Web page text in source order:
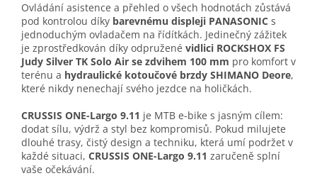
Ovládání asistence a přehled o všech hodnotách zůstává
pod kontrolou díky barevnému displeji PANASONIC s
jednoduchým ovladačem na řídítkách. Jedinečný zážitek
je zprostředkován díky odpružené vidlici ROCKSHOX FS
Judy Silver TK Solo Air se zdvihem 100 mm pro komfort v
terénu a hydraulické kotoučové brzdy SHIMANO Deore,
které nikdy nenechají svého jezdce na holičkách.
CRUSSIS ONE-Largo 9.11 je MTB e-bike s jasným cílem:
dodat sílu, výdrž a styl bez kompromisů. Pokud milujete
dlouhé trasy, čistý design a techniku, která umí podržet v
každé situaci, CRUSSIS ONE-Largo 9.11 zaručeně splní
vaše očekávání.